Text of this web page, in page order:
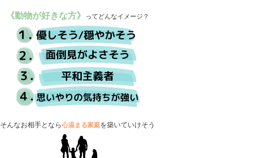
《動物が好きな方》 ってどんなイメージ？
そんなお相手となら心温まる家庭を築いていけそう